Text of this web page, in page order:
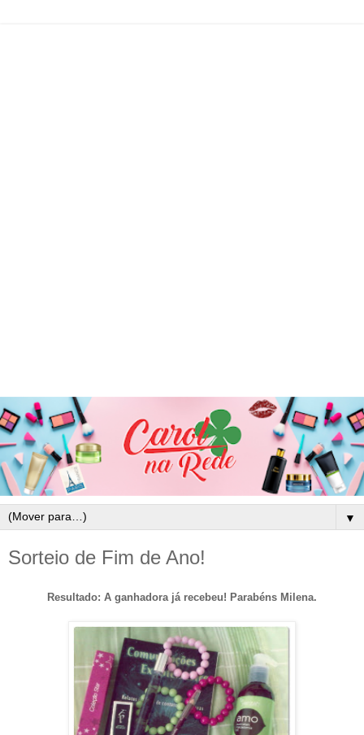
▼
Sorteio de Fim de Ano!
Resultado: A ganhadora já recebeu! Parabéns Milena.